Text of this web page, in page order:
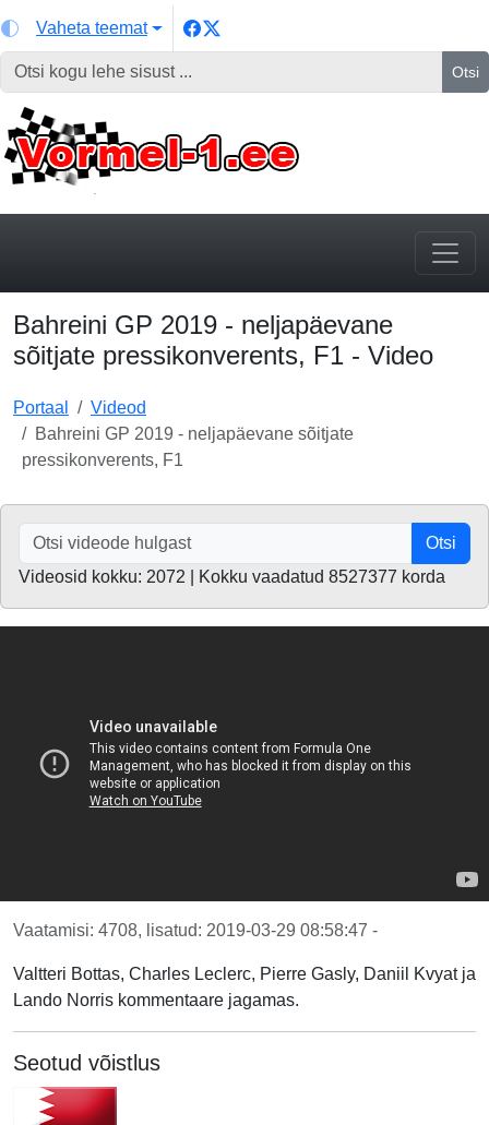
Vaheta teemat
Otsi
Bahreini GP 2019 - neljapäevane
sõitjate pressikonverents, F1 - Video
Portaal
Videod
Bahreini GP 2019 - neljapäevane sõitjate
pressikonverents, F1
Otsi
Videosid kokku: 2072 | Kokku vaadatud 8527377 korda
Vaatamisi: 4708, lisatud: 2019-03-29 08:58:47 -
Valtteri Bottas, Charles Leclerc, Pierre Gasly, Daniil Kvyat ja
Lando Norris kommentaare jagamas.
Seotud võistlus